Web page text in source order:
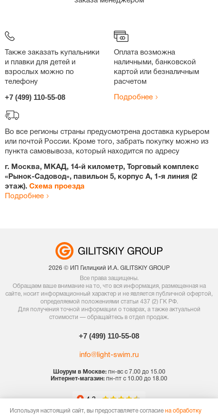
Также заказать купальники
и плавки для детей и
взрослых можно по
телефону
+7 (499) 110-55-08
Оплата возможна
наличными, банковской
картой или безналичным
расчетом
Подробнее
Во все регионы страны предусмотрена доставка курьером
или почтой России. Кроме того, забрать покупку можно из
пункта самовывоза, который находится по адресу
г. Москва, МКАД, 14-й километр, Торговый комплекс
«Рынок-Садовод», павильон 5, корпус А, 1-я линия (2
этаж). Схема проезда
Подробнее
2026 © ИП Гилицкий И.А. GILITSKIY GROUP
Все права защищены.
Обращаем ваше внимание на то, что вся информация, размещенная на
сайте, носит информационный характер и не является публичной офертой,
определяемой положениями статьи 437 (2) ГК РФ.
Для получения точной информации о товарах, а также актуальной
стоимости — обращайтесь в отдел продаж.
+7 (499) 110-55-08
info@light-swim.ru
Шоурум в Москве:пн-вс с 7.00 до 15.00
Интернет-магазин: пн-пт с 10.00 до 18.00
Используя настоящий сайт, вы предоставляете согласие на обработку